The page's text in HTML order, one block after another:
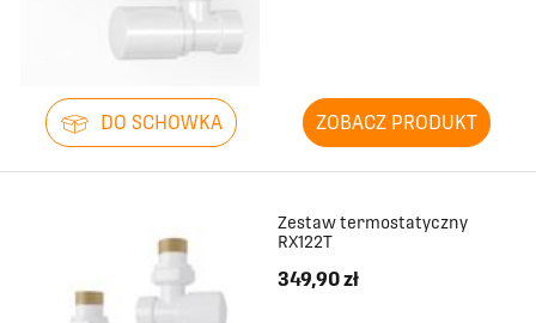
DO SCHOWKA ZOBACZ PRODUKT
Zestaw termostatyczny
RX122T
349,90 zł